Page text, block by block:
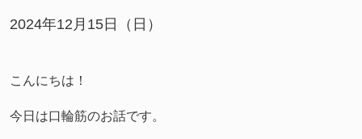
2024年12月15日（日）
こんにちは！
今日は口輪筋のお話です。